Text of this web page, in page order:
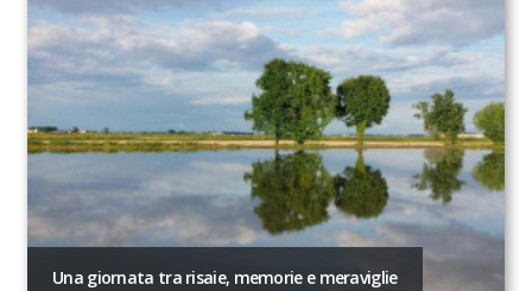
Una giornata tra risaie, memorie e meraviglie